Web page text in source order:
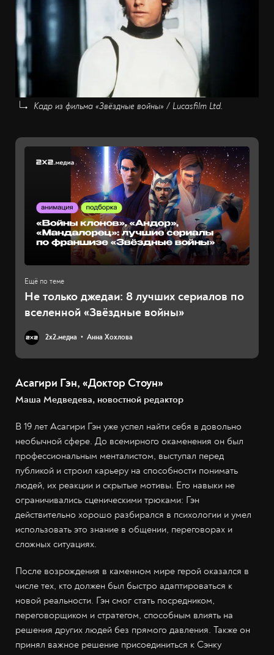
Кадр из фильма «Звёздные войны» / Lucasfilm Ltd.
Не только джедаи: 8 лучших сериалов по
вселенной «Звёздные войны»
2х2.медиа Анна Хохлова
Асагири Гэн, «Доктор Стоун»
Маша Медведева, новостной редактор
В 19 лет Асагири Гэн уже успел найти себя в довольно
необычной сфере. До всемирного окаменения он был
профессиональным менталистом, выступал перед
публикой и строил карьеру на способности понимать
людей, их реакции и скрытые мотивы. Его навыки не
ограничивались сценическими трюками: Гэн
действительно хорошо разбирался в психологии и умел
использовать это знание в общении, переговорах и
сложных ситуациях.
После возрождения в каменном мире герой оказался в
числе тех, кто должен был быстро адаптироваться к
новой реальности. Гэн смог стать посредником,
переговорщиком и стратегом, способным влиять на
решения других людей без прямого давления. Также он
принял важное решение присоединиться к Сэнку